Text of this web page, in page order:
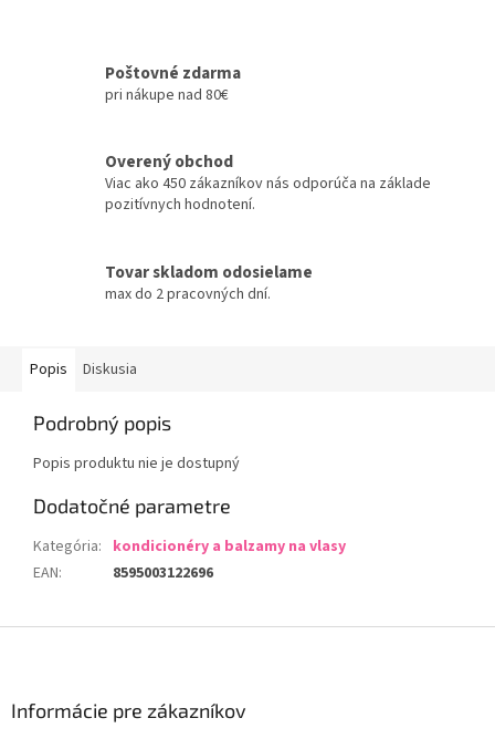
Poštovné zdarma
pri nákupe nad 80€
Overený obchod
Viac ako 450 zákazníkov nás odporúča na základe
pozitívnych hodnotení.
Tovar skladom odosielame
max do 2 pracovných dní.
Popis Diskusia
Podrobný popis
Popis produktu nie je dostupný
Dodatočné parametre
Kategória: kondicionéry a balzamy na vlasy
EAN: 8595003122696
Informácie pre zákazníkov